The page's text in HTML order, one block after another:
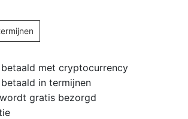
met cryptocurrency
in termijnen
gratis bezorgd